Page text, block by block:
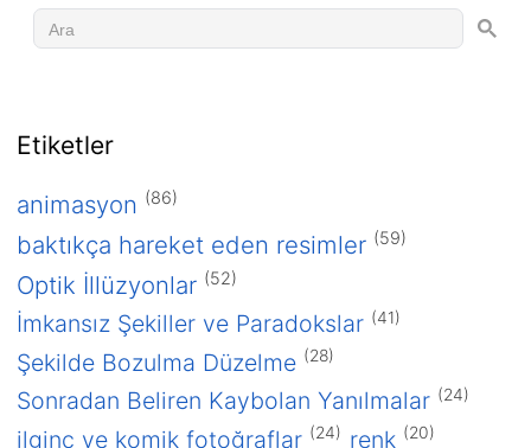
Etiketler
animasyon (86)
baktıkça hareket eden resimler (59)
Optik İllüzyonlar (52)
İmkansız Şekiller ve Paradokslar (41)
Şekilde Bozulma Düzelme (28)
Sonradan Beliren Kaybolan Yanılmalar (24)
ilginç ve komik fotoğraflar (24) renk (20)
Ocak 2016
2015
Aralık 2015
Aralık 2013
Mart 2013
2012
Mayıs 2012
Nisan 2012